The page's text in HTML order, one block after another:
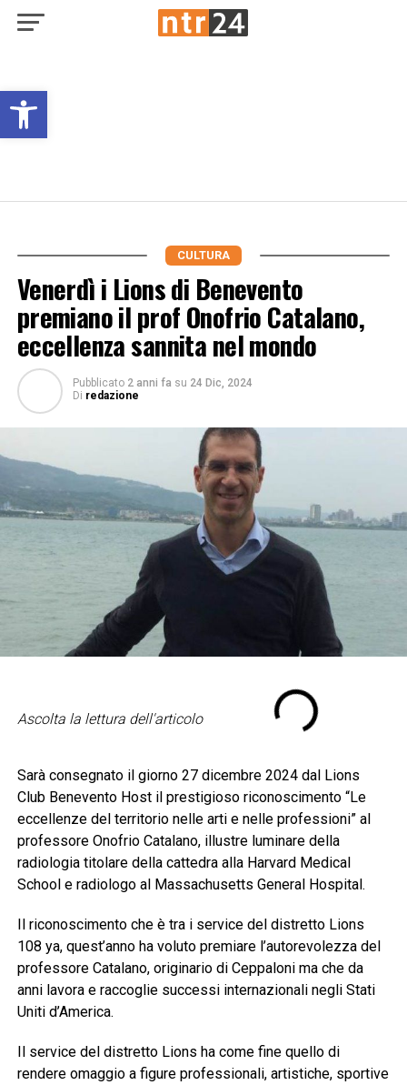
Open toolbar
CULTURA
Venerdì i Lions di Benevento
premiano il prof Onofrio Catalano,
eccellenza sannita nel mondo
Pubblicato 2 anni fa su 24 Dic, 2024
Di redazione
Ascolta la lettura dell'articolo
Sarà consegnato il giorno 27 dicembre 2024 dal Lions
Club Benevento Host il prestigioso riconoscimento “Le
eccellenze del territorio nelle arti e nelle professioni” al
professore Onofrio Catalano, illustre luminare della
radiologia titolare della cattedra alla Harvard Medical
School e radiologo al Massachusetts General Hospital.
Il riconoscimento che è tra i service del distretto Lions
108 ya, quest’anno ha voluto premiare l’autorevolezza del
professore Catalano, originario di Ceppaloni ma che da
anni lavora e raccoglie successi internazionali negli Stati
Uniti d’America.
Il service del distretto Lions ha come fine quello di
rendere omaggio a figure professionali, artistiche, sportive